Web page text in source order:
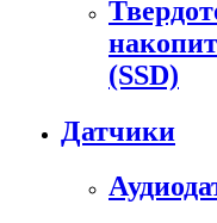
(SSD)
Датчики